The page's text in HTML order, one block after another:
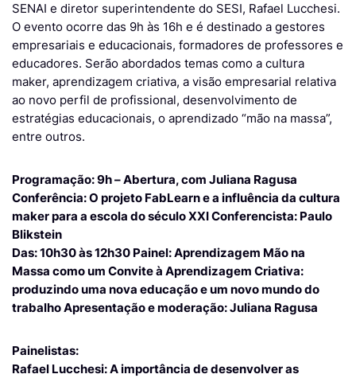
SENAI e diretor superintendente do SESI, Rafael Lucchesi.
O evento ocorre das 9h às 16h e é destinado a gestores
empresariais e educacionais, formadores de professores e
educadores. Serão abordados temas como a cultura
maker, aprendizagem criativa, a visão empresarial relativa
ao novo perfil de profissional, desenvolvimento de
estratégias educacionais, o aprendizado “mão na massa”,
entre outros.
Programação:9h –Abertura, com Juliana Ragusa
Conferência:O projeto FabLearn e a influência da cultura
maker para a escola do século XXIConferencista: Paulo
Blikstein
Das: 10h30 às 12h30 Painel:Aprendizagem Mão na
Massa como um Convite à Aprendizagem Criativa:
produzindo uma nova educação e um novo mundo do
trabalhoApresentação e moderação: Juliana Ragusa
Painelistas:
Rafael Lucchesi: A importância de desenvolver as